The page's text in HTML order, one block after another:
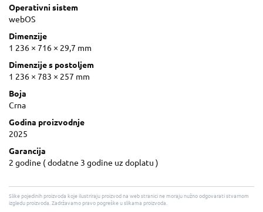
Operativni sistem
webOS
Dimenzije
1 236 × 716 × 29,7 mm
Dimenzije s postoljem
1 236 × 783 × 257 mm
Boja
Crna
Godina proizvodnje
2025
Garancija
2 godine ( dodatne 3 godine uz doplatu )
Slike pojedinih proizvoda koje ilustriraju proizvod na web stranici ne moraju nužno odgovarati stvarnom
izgledu proizvoda. Zadržavamo pravo pogreške u slikama proizvoda.